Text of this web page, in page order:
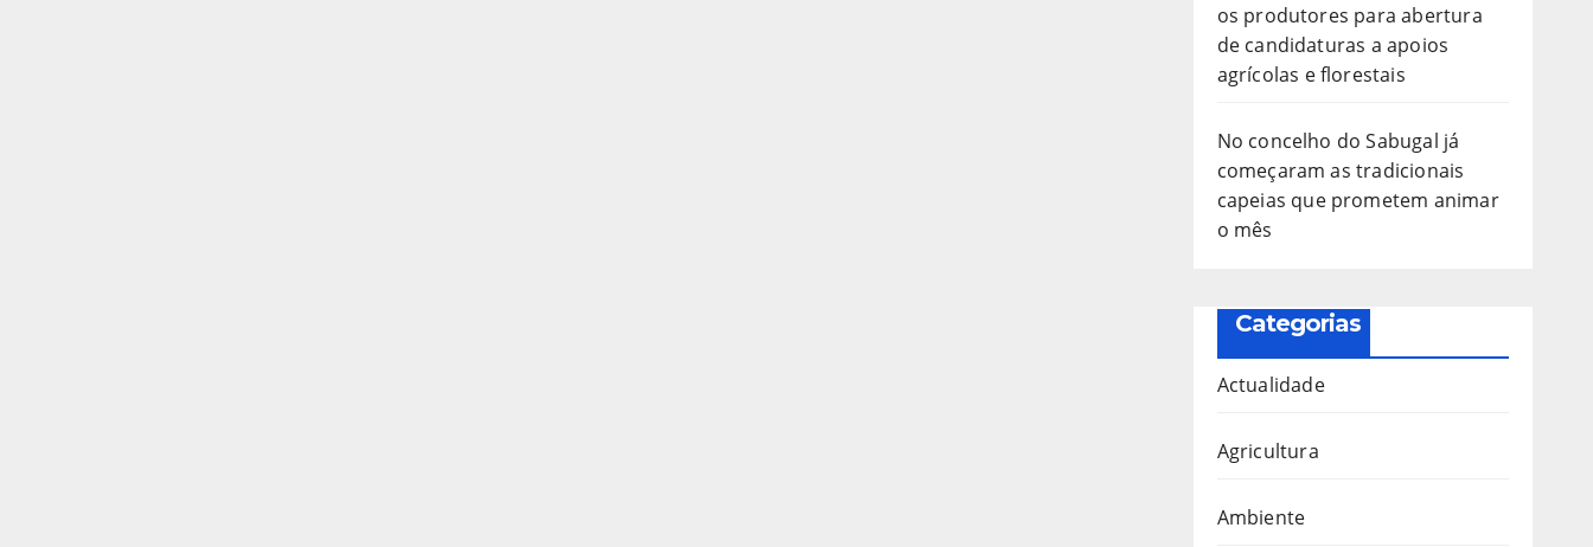
os produtores para abertura
de candidaturas a apoios
agrícolas e florestais
No concelho do Sabugal já
começaram as tradicionais
capeias que prometem animar
o mês
Categorias
Actualidade
Agricultura
Ambiente